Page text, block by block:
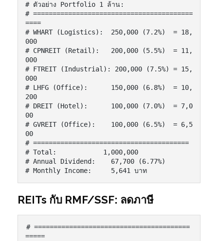
# ตัวอย่าง Portfolio 1 ล้าน:
# =========================================
====
# WHART (Logistics):  250,000 (7.2%)  = 18,
000
# CPNREIT (Retail):   200,000 (5.5%)  = 11,
000
# FTREIT (Industrial): 200,000 (7.5%) = 15,
000
# LHFG (Office):      150,000 (6.8%)  = 10,
200
# DREIT (Hotel):      100,000 (7.0%)  = 7,0
00
# GVREIT (Office):    100,000 (6.5%)  = 6,5
00
# ========================================
# Total:            1,000,000
# Annual Dividend:    67,700 (6.77%)
# Monthly Income:     5,641 บาท
REITs กับ RMF/SSF: ลดภาษี
# ========================================
=====